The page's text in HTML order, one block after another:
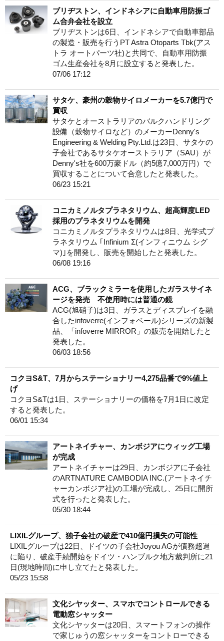
ブリヂストン、インドネシアに自動車用防振ゴ
ム合弁会社を設立
ブリヂストンは6日、インドネシアで自動車部品
の製造・販売を行うPT Astra Otoparts Tbk(アス
トラ オートパーツ社)と共同で、自動車用防振
ゴム生産会社を8月に設立すると発表した。
07/06 17:12
サタケ、豪州の穀物サイロメーカーを5.7億円で
買収
サタケとオーストラリアのバルクハンドリング
設備（穀物サイロなど）のメーカーDenny's
Engineering & Welding Pty.Ltd.は23日、サタケの
子会社であるサタケオーストラリア（SAU）が
Denny's社を600万豪ドル（約5億7,000万円）で
買収することについて合意したと発表した。
06/23 15:21
コニカミノルタプラネタリウム、超高輝度LED
採用のプラネタリウムを開発
コニカミノルタプラネタリウムは8日、光学式プ
ラネタリウム ｢Infinium Σ(インフィニウム シグ
マ)｣を開発し、販売を開始したと発表した。
06/08 19:16
ACG、ブラックミラーを使用したガラスサイネ
ージを発売 不使用時には普通の鏡
ACG(旭硝子)は3日、ガラスとディスプレイを融
合したinfoverre(インフォベール)シリーズの新製
品、「infoverre MIRROR」の販売を開始したと
発表した。
06/03 18:56
コクヨS&T、7月からステーショナリー4,275品番で9%値上
げ
コクヨS&Tは1日、ステーショナリーの価格を7月1日に改定
すると発表した。
06/01 15:34
アートネイチャー、カンボジアにウィッグ工場
が完成
アートネイチャーは29日、カンボジアに子会社
のARTNATURE CAMBODIA INC.(アートネイチ
ャーカンボジア社)の工場が完成し、25日に開所
式を行ったと発表した。
05/30 18:44
LIXILグループ、独子会社の破産で410億円損失の可能性
LIXILグループは22日、ドイツの子会社Joyou AGが債務超過
に陥り、破産手続開始をドイツ・ハンブルク地方裁判所に21
日(現地時間)に申し立てたと発表した。
05/23 15:58
文化シヤッター、スマホでコントロールできる
電動窓シャッター
文化シヤッターは20日、スマートフォンの操作
で家じゅうの窓シャッターをコントローできる